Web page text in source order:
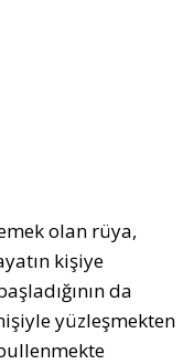
olan rüya,
kişiye
da
yüzleşmekten